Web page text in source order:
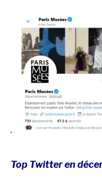
Top Twitter en